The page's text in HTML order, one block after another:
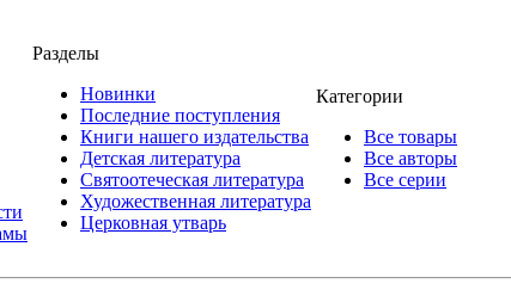
Разделы
Новинки
Последние поступления
Книги нашего издательства
Детская литература
Святоотеческая литература
Художественная литература
Церковная утварь
Категории
Все товары
Все авторы
Все серии